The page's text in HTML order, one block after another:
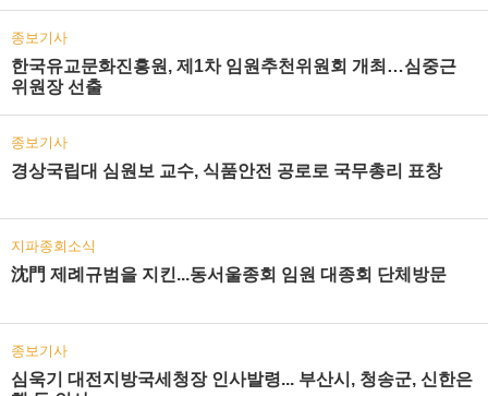
종보기사
한국유교문화진흥원, 제1차 임원추천위원회 개최…심중근
위원장 선출
종보기사
경상국립대 심원보 교수, 식품안전 공로로 국무총리 표창
지파종회소식
沈門 제례규범을 지킨...동서울종회 임원 대종회 단체방문
종보기사
심욱기 대전지방국세청장 인사발령... 부산시, 청송군, 신한은